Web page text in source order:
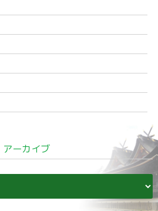
アーカイブ